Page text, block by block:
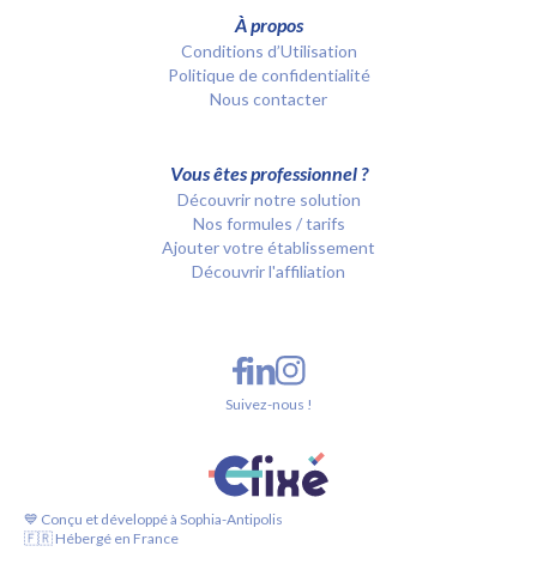
À propos
Conditions d’Utilisation
Politique de confidentialité
Nous contacter
Vous êtes professionnel ?
Découvrir notre solution
Nos formules / tarifs
Ajouter votre établissement
Découvrir l'affiliation
💙 Conçu et développé à Sophia-Antipolis
🇫🇷 Hébergé en France
Suivez-nous !